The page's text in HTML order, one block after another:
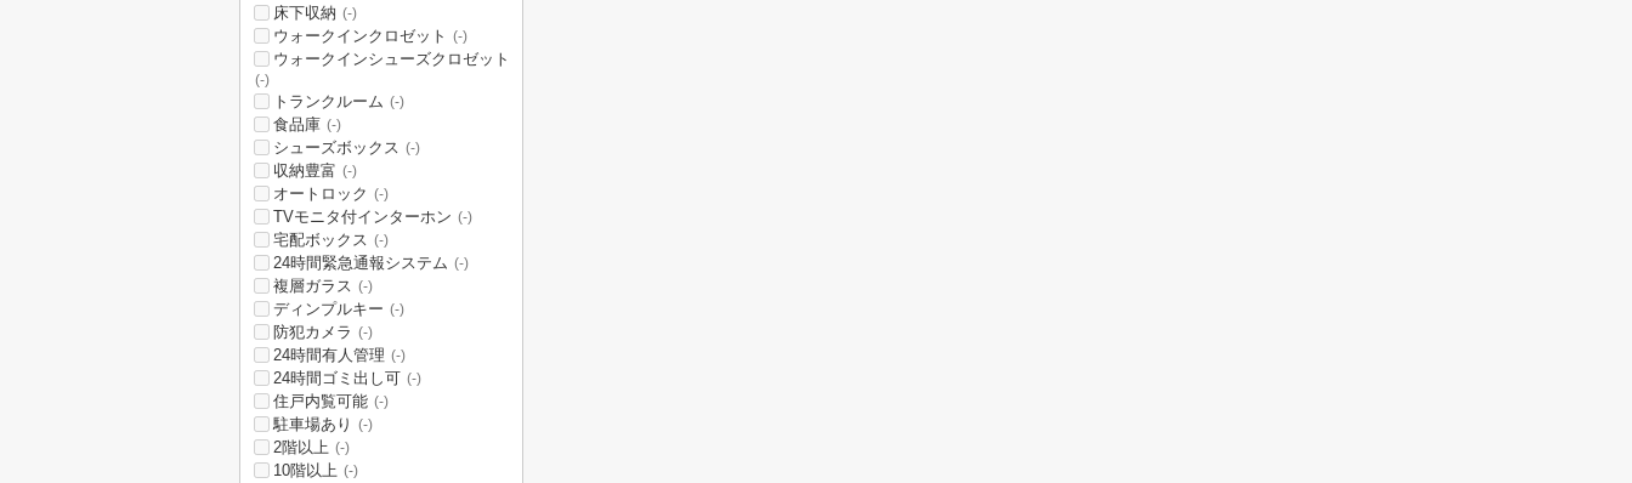
床下収納 (-)
ウォークインクロゼット (-)
ウォークインシューズクロゼット
(-)
トランクルーム (-)
食品庫 (-)
シューズボックス (-)
収納豊富 (-)
オートロック (-)
TVモニタ付インターホン (-)
宅配ボックス (-)
24時間緊急通報システム (-)
複層ガラス (-)
ディンプルキー (-)
防犯カメラ (-)
24時間有人管理 (-)
24時間ゴミ出し可 (-)
住戸内覧可能 (-)
駐車場あり (-)
2階以上 (-)
10階以上 (-)